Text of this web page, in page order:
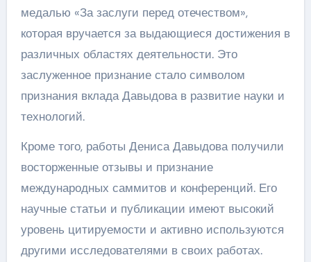
медалью «За заслуги перед отечеством»,
которая вручается за выдающиеся достижения в
различных областях деятельности. Это
заслуженное признание стало символом
признания вклада Давыдова в развитие науки и
технологий.
Кроме того, работы Дениса Давыдова получили
восторженные отзывы и признание
международных саммитов и конференций. Его
научные статьи и публикации имеют высокий
уровень цитируемости и активно используются
другими исследователями в своих работах.